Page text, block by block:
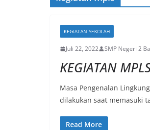
KEGIATAN SEKOLAH
Juli 22, 2022 SMP Negeri 2
KEGIATAN
Masa Pengenalan
dilakukan saat memasuki
Read More